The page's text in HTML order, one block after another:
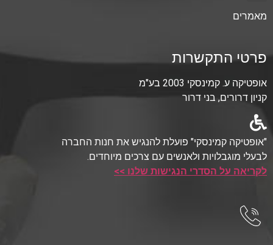
מאמרים
פרטי התקשרות
אופטיקה ע. קמינסקי 2003 בע"מ
קניון דרורים, בני דרור
"אופטיקה קמינסקי" פועלת להנגיש את חנות החברה
לבעלי מוגבלויות ולאנשים עם צרכים מיוחדים.
לקריאה על הסדרי הנגישות שלנו >>